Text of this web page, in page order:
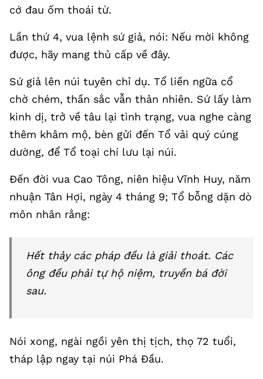
cớ đau ốm thoái từ.
Lần thứ 4, vua lệnh sứ giả, nói: Nếu mời không
được, hãy mang thủ cấp về đây.
Sứ giả lên núi tuyên chỉ dụ. Tổ liền ngữa cổ
chờ chém, thần sắc vẫn thản nhiên. Sứ lấy làm
kinh dị, trở về tâu lại tình trạng, vua nghe càng
thêm khâm mộ, bèn gửi đến Tổ vải quý cúng
dường, để Tổ toại chí lưu lại núi.
Đến đời vua Cao Tông, niên hiệu Vĩnh Huy, năm
nhuận Tân Hợi, ngày 4 tháng 9; Tổ bỗng dặn dò
môn nhân rằng:
Hết thảy các pháp đều là giải thoát. Các
ông đều phải tự hộ niệm, truyền bá đời
sau.
Nói xong, ngài ngồi yên thị tịch, thọ 72 tuổi,
tháp lập ngay tại núi Phá Đầu.